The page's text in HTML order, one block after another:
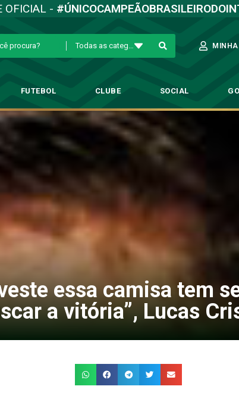
OFICIAL -
MINHA
FUTEBOL CLUBE SOCIAL
tem sempre que
essa camisa tem
a vitória”, Lucas